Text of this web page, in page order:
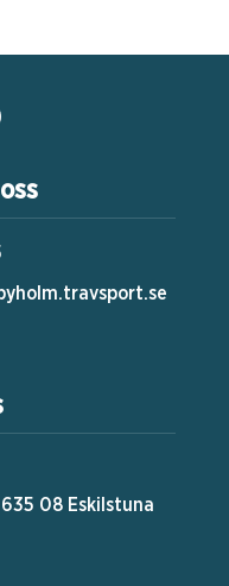
08 Eskilstuna